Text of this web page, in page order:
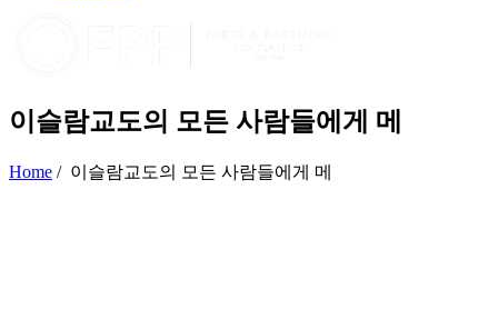
이슬람교도의 모든 사람들에게 메
Home / 이슬람교도의 모든 사람들에게 메